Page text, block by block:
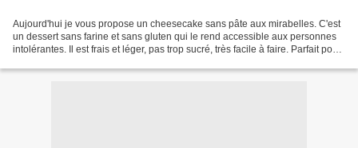
Aujourd'hui je vous propose un cheesecake sans pâte aux mirabelles. C'est
un dessert sans farine et sans gluten qui le rend accessible aux personnes
intolérantes. Il est frais et léger, pas trop sucré, très facile à faire. Parfait pour